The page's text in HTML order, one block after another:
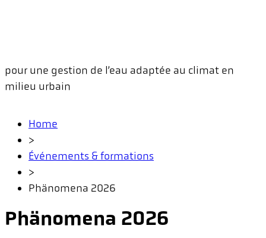
pour une gestion de l’eau adaptée au climat en
milieu urbain
Home
>
Événements & formations
>
Phänomena 2026
Phänomena 2026